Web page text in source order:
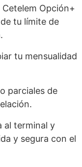
Opción+
tu límite de
tu mensualidad
parciales de
al terminal y
y segura con el